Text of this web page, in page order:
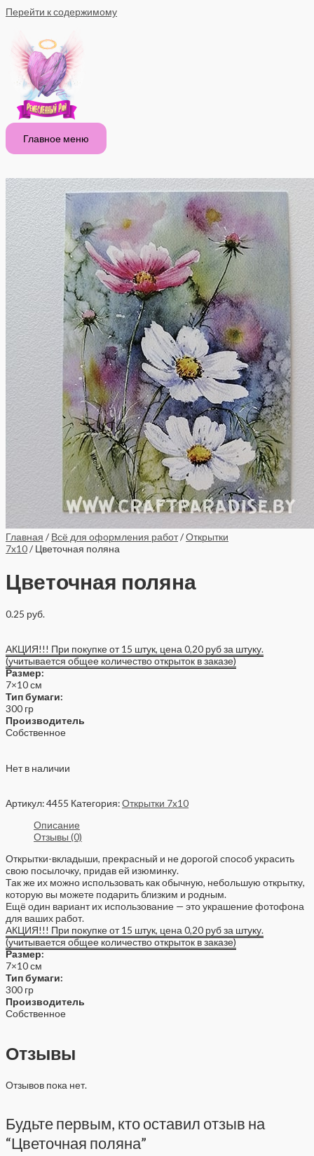
Перейти к содержимому
Главное меню
Главная / Всё для оформления работ/Открытки
7x10/ Цветочная поляна
Цветочная поляна
0.25 руб.
АКЦИЯ!!! При покупке от 15 штук, цена 0,20 руб за штуку.
(учитывается общее количество открыток в заказе)
Размер:
7×10 см
Тип бумаги:
300 гр
Производитель
Собственное
Нет в наличии
Артикул:4455 Категория:Открытки 7x10
Описание
Отзывы (0)
Открытки-вкладыши, прекрасный и не дорогой способ украсить
свою посылочку, придав ей изюминку.
Так же их можно использовать как обычную, небольшую открытку,
которую вы можете подарить близким и родным.
Ещё один вариант их использование — это украшение фотофона
для ваших работ.
АКЦИЯ!!! При покупке от 15 штук, цена 0,20 руб за штуку.
(учитывается общее количество открыток в заказе)
Размер:
7×10 см
Тип бумаги:
300 гр
Производитель
Собственное
Отзывы
Отзывов пока нет.
Будьте первым, кто оставил отзыв на
“Цветочная поляна”